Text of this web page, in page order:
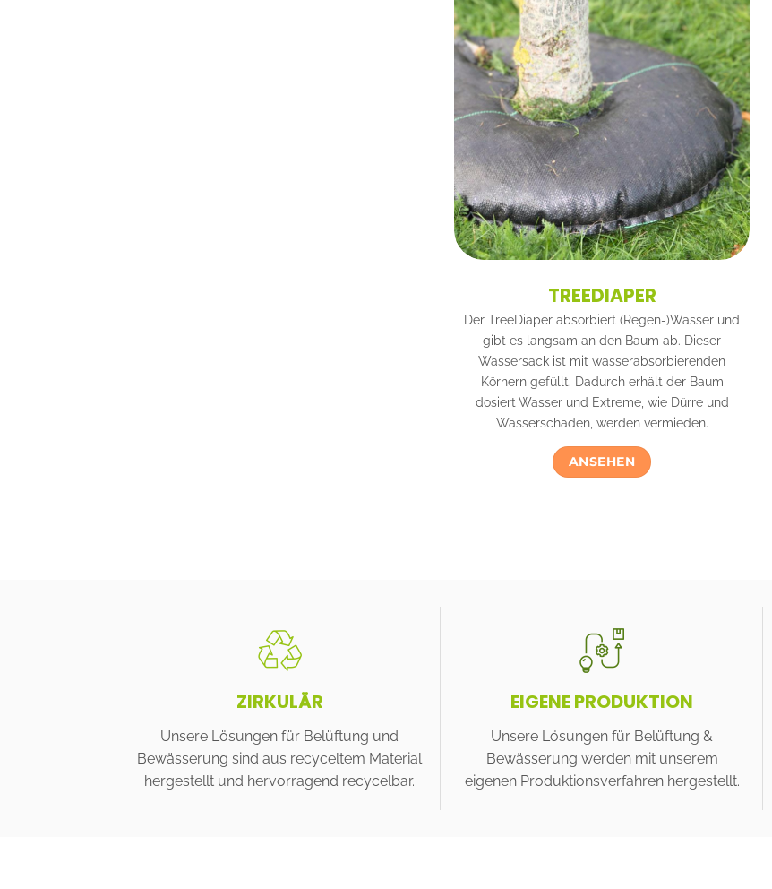
TREEDIAPER
Der TreeDiaper absorbiert (Regen-)Wasser und
gibt es langsam an den Baum ab. Dieser
Wassersack ist mit wasserabsorbierenden
Körnern gefüllt. Dadurch erhält der Baum
dosiert Wasser und Extreme, wie Dürre und
Wasserschäden, werden vermieden.
ANSEHEN
ZIRKULÄR
Unsere Lösungen für Belüftung und
Bewässerung sind aus recyceltem Material
hergestellt und hervorragend recycelbar.
EIGENE PRODUKTION
Unsere Lösungen für Belüftung &
Bewässerung werden mit unserem
eigenen Produktionsverfahren hergestellt.